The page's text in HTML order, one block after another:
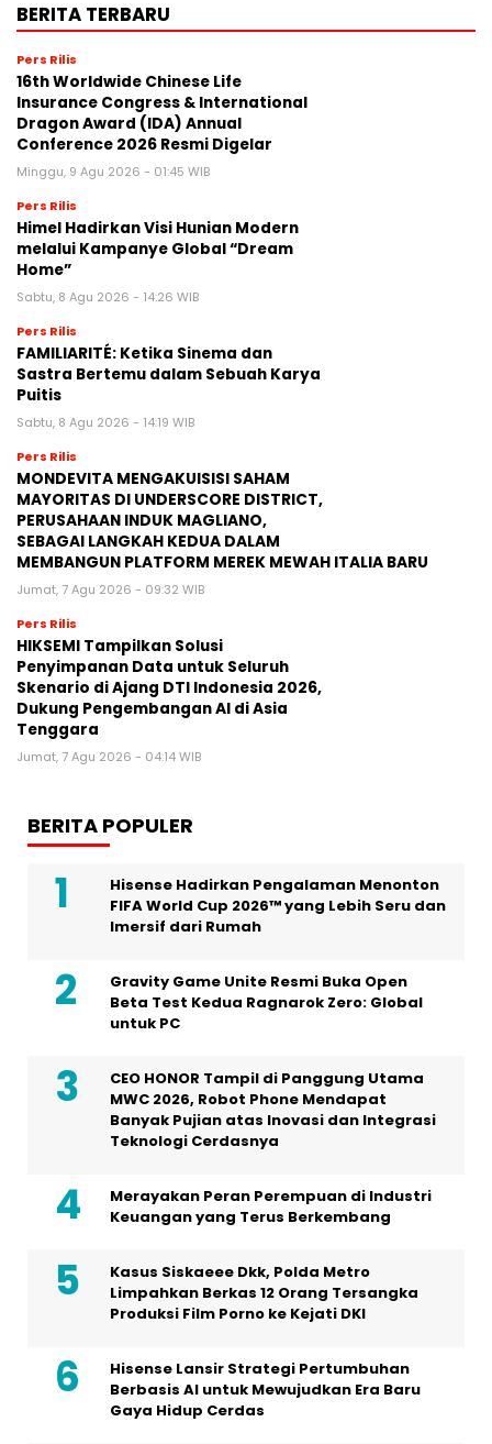
BERITA TERBARU
Pers Rilis
16th Worldwide Chinese Life
Insurance Congress & International
Dragon Award (IDA) Annual
Conference 2026 Resmi Digelar
Minggu, 9 Agu 2026 - 01:45 WIB
Pers Rilis
Himel Hadirkan Visi Hunian Modern
melalui Kampanye Global “Dream
Home”
Sabtu, 8 Agu 2026 - 14:26 WIB
Pers Rilis
FAMILIARITÉ: Ketika Sinema dan
Sastra Bertemu dalam Sebuah Karya
Puitis
Sabtu, 8 Agu 2026 - 14:19 WIB
Pers Rilis
MONDEVITA MENGAKUISISI SAHAM
MAYORITAS DI UNDERSCORE DISTRICT,
PERUSAHAAN INDUK MAGLIANO,
SEBAGAI LANGKAH KEDUA DALAM
MEMBANGUN PLATFORM MEREK MEWAH ITALIA BARU
Jumat, 7 Agu 2026 - 09:32 WIB
Pers Rilis
HIKSEMI Tampilkan Solusi
Penyimpanan Data untuk Seluruh
Skenario di Ajang DTI Indonesia 2026,
Dukung Pengembangan AI di Asia
Tenggara
Jumat, 7 Agu 2026 - 04:14 WIB
BERITA POPULER
Hisense Hadirkan Pengalaman Menonton
FIFA World Cup 2026™ yang Lebih Seru dan
Imersif dari Rumah
Gravity Game Unite Resmi Buka Open
Beta Test Kedua Ragnarok Zero: Global
untuk PC
CEO HONOR Tampil di Panggung Utama
MWC 2026, Robot Phone Mendapat
Banyak Pujian atas Inovasi dan Integrasi
Teknologi Cerdasnya
Merayakan Peran Perempuan di Industri
Keuangan yang Terus Berkembang
Kasus Siskaeee Dkk, Polda Metro
Limpahkan Berkas 12 Orang Tersangka
Produksi Film Porno ke Kejati DKI
Hisense Lansir Strategi Pertumbuhan
Berbasis AI untuk Mewujudkan Era Baru
Gaya Hidup Cerdas